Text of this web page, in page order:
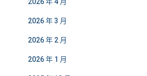
2026 年 3 月
2026 年 2 月
2026 年 1 月